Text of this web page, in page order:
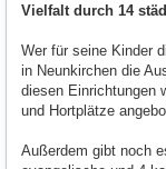
Vielfalt durch 14
Wer für seine Kinder
in Neunkirchen die
diesen Einrichtungen
und Hortplätze
Außerdem gibt noch